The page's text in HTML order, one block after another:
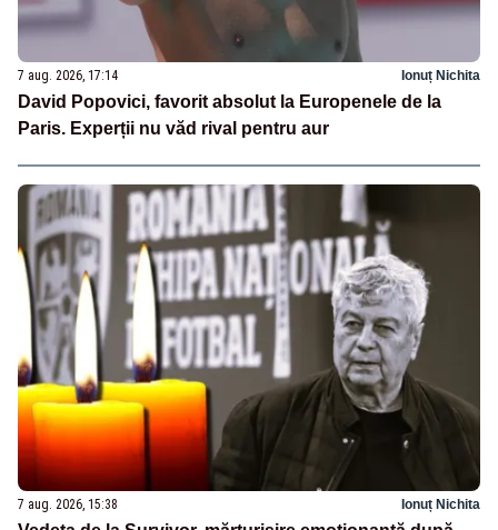
7 aug. 2026, 17:14 Ionuț Nichita
David Popovici, favorit absolut la Europenele de la
Paris. Experții nu văd rival pentru aur
7 aug. 2026, 15:38 Ionuț Nichita